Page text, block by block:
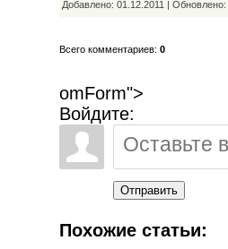
Добавлено: 01.12.2011 | Обновлено:
Всего комментариев: 0
omForm">
Войдите:
Отправить
Похожие статьи: